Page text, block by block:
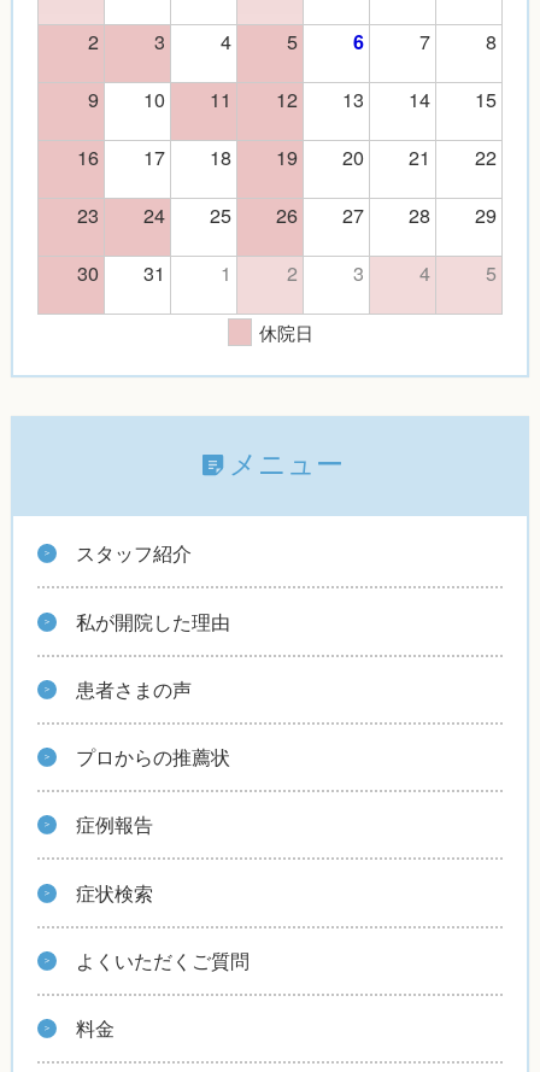
2
3 4 5 6 7
8
9
10 11 12 13 14
15
16
17 18 19 20 21
22
23
24 25 26 27 28
29
30
31 1 2 3 4 5
休院日
メニュー
スタッフ紹介
私が開院した理由
患者さまの声
プロからの推薦状
症例報告
症状検索
よくいただくご質問
料金